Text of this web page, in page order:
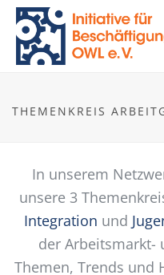
THEMENKREIS
In unserem
unsere 3
Integration und
der Arbeitsmarkt-
Themen, Trends und